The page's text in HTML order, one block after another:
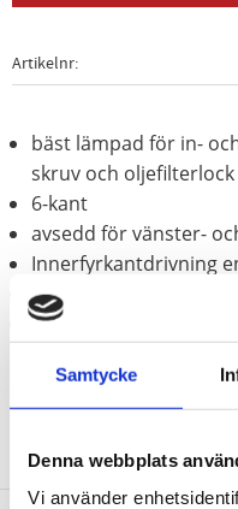
Samtycke
Denna webbplats
Vi använder
Artikelnr
bäst lämpad för in-
skruv och
6-kant
avsedd för vänster-
Innerfyrkantdrivning
för manuell hantering
Behandlat med fosfor